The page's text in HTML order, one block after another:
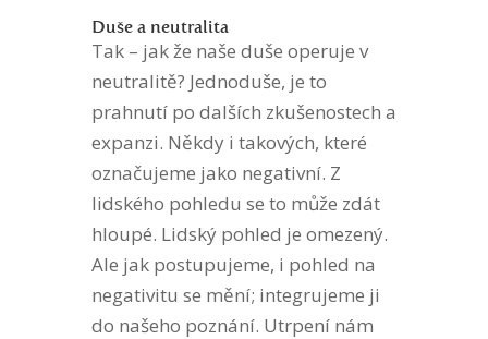
Duše a neutralita
Tak – jak že naše duše operuje v
neutralitě? Jednoduše, je to
prahnutí po dalších zkušenostech a
expanzi. Někdy i takových, které
označujeme jako negativní. Z
lidského pohledu se to může zdát
hloupé. Lidský pohled je omezený.
Ale jak postupujeme, i pohled na
negativitu se mění; integrujeme ji
do našeho poznání. Utrpení nám